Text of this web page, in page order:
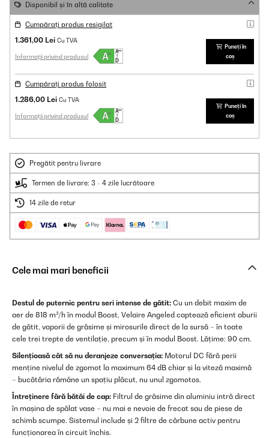
Disponibil și în altă calitate
Cumpărați produs resigilat
1.361,00 Lei Cu TVA
Informații privind produsul
Puneți în
coș
Cumpărați produs folosit
1.286,00 Lei Cu TVA
Informații privind produsul
Puneți în
coș
Pregătit pentru livrare
Termen de livrare: 3 - 4 zile lucrătoare
14 zile de retur
Cele mai mari beneficii
Destul de puternic pentru seri intense de gătit: Cu un debit maxim de
aer de 818 m³/h în modul Boost, Velaire Angeled captează eficient aburii
de gătit, vaporii de grăsime și mirosurile direct de la sursă – în toate
cele trei trepte de ventilație, precum și în modul Boost. Lățime: 90 cm.
Silențioasă cât să nu deranjeze conversația: Motorul DC fără perii
menține nivelul de zgomot la maximum 64 dB chiar și la viteză maximă
– bucătăria rămâne un spațiu plăcut, nu unul zgomotos.
Întreținere fără bătăi de cap: Filtrul de grăsime din aluminiu intră direct
în mașina de spălat vase – nu mai e nevoie de frecat sau de piese de
schimb scumpe. Sistemul include și 2 filtre de cărbune activ pentru
funcționarea în circuit închis.